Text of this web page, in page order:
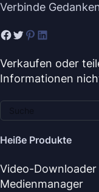
Verbinde
Verkaufen oder
Informationen
Heiße Produkte
Video-Downloader
Medienmanager